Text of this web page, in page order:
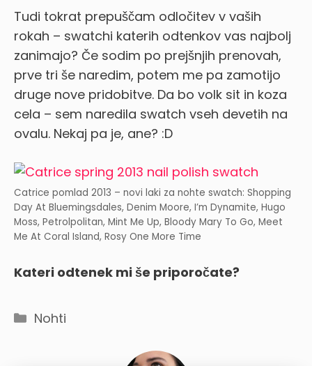
Tudi tokrat prepuščam odločitev v vaših
rokah – swatchi katerih odtenkov vas najbolj
zanimajo? Če sodim po prejšnjih prenovah,
prve tri še naredim, potem me pa zamotijo
druge nove pridobitve. Da bo volk sit in koza
cela – sem naredila swatch vseh devetih na
ovalu. Nekaj pa je, ane? :D
Catrice pomlad 2013 – novi laki za nohte swatch: Shopping
Day At Bluemingsdales, Denim Moore, I’m Dynamite, Hugo
Moss, Petrolpolitan, Mint Me Up, Bloody Mary To Go, Meet
Me At Coral Island, Rosy One More Time
Kateri odtenek mi še priporočate?
Categories
Nohti